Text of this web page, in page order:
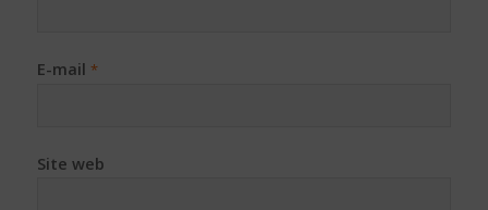
E-mail *
Site web